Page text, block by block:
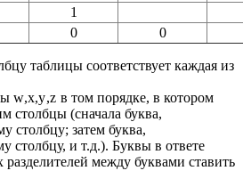
1
0
0
таблицы соответствует каждая из
w,x,y,z в том порядке, в котором
столбцы (сначала буква,
столбцу; затем буква,
столбцу, и т.д.). Буквы в ответе
между буквами ставить